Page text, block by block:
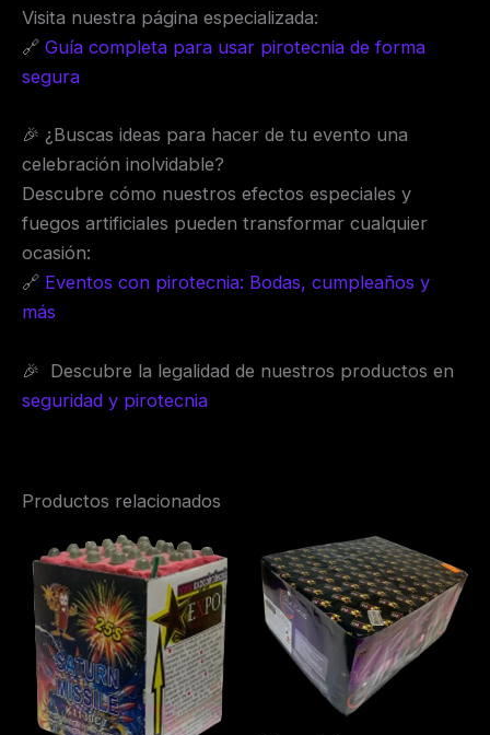
Visita nuestra página especializada:
🔗 Guía completa para usar pirotecnia de forma
segura
🎉 ¿Buscas ideas para hacer de tu evento una
celebración inolvidable?
Descubre cómo nuestros efectos especiales y
fuegos artificiales pueden transformar cualquier
ocasión:
🔗 Eventos con pirotecnia: Bodas, cumpleaños y
más
🎉 Descubre la legalidad de nuestros productos en
seguridad y pirotecnia
Productos relacionados